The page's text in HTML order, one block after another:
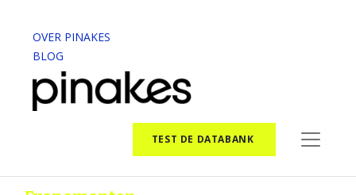
OVER PINAKES
BLOG
TEST DE DATABANK